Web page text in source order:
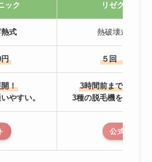
ック リゼクリニッ
式 熱破壊式＆蓄
５回 81,600
！
やすい。
3時間前までキャン
3種の脱毛機を使い分
公式サイト